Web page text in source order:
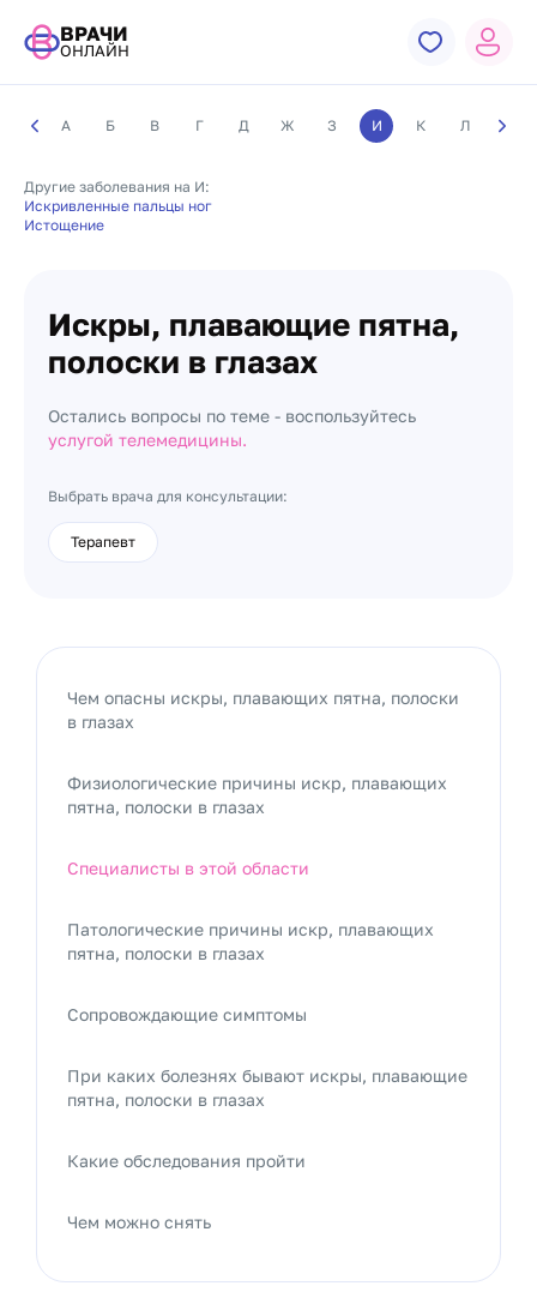
ВРАЧИ
ОНЛАЙН
А Б В Г Д Ж З И К Л М
Другие заболевания на И:
Искривленные пальцы ног
Истощение
Искры, плавающие пятна,
полоски в глазах
Остались вопросы по теме - воспользуйтесь
услугой телемедицины.
Выбрать врача для консультации:
Терапевт
Чем опасны искры, плавающих пятна, полоски
в глазах
Физиологические причины искр, плавающих
пятна, полоски в глазах
Специалисты в этой области
Патологические причины искр, плавающих
пятна, полоски в глазах
Сопровождающие симптомы
При каких болезнях бывают искры, плавающие
пятна, полоски в глазах
Какие обследования пройти
Чем можно снять